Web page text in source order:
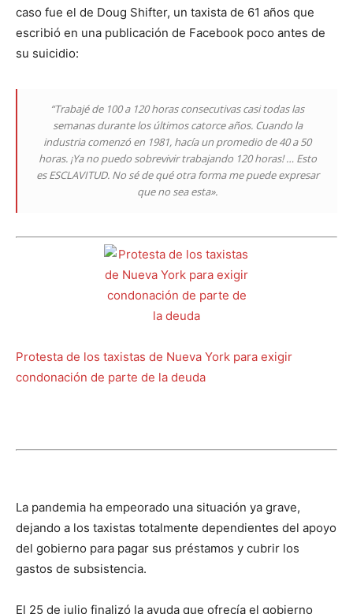
caso fue el de Doug Shifter, un taxista de 61 años que
escribió en una publicación de Facebook poco antes de
su suicidio:
“Trabajé de 100 a 120 horas consecutivas casi todas las
semanas durante los últimos catorce años. Cuando la
industria comenzó en 1981, hacía un promedio de 40 a 50
horas. ¡Ya no puedo sobrevivir trabajando 120 horas! … Esto
es ESCLAVITUD. No sé de qué otra forma me puede expresar
que no sea esta».
Protesta de los taxistas de Nueva York para exigir
condonación de parte de la deuda
La pandemia ha empeorado una situación ya grave,
dejando a los taxistas totalmente dependientes del apoyo
del gobierno para pagar sus préstamos y cubrir los
gastos de subsistencia.
El 25 de julio finalizó la ayuda que ofrecía el gobierno